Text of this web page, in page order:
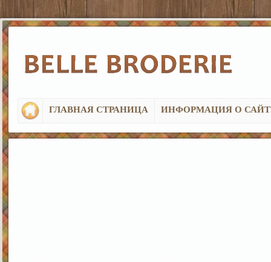
ГЛАВНАЯ СТРАНИЦА ИНФОРМАЦИЯ О